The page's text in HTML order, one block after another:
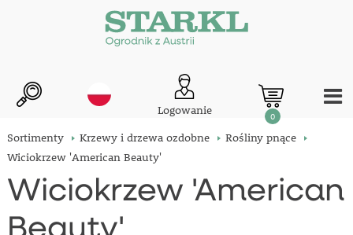
Logowanie 0
Sortimenty Krzewy i drzewa ozdobne
Rośliny pnące
Wiciokrzew 'American Beauty'
Wiciokrzew 'American